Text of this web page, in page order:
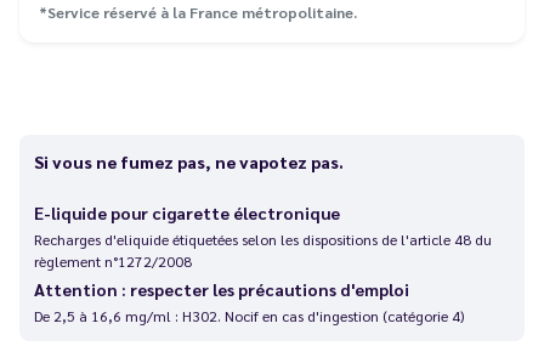
*Service réservé à la France métropolitaine.
Si vous ne fumez pas, ne vapotez pas.
E-liquide pour cigarette électronique
Recharges d'eliquide étiquetées selon les dispositions de l'article 48 du
règlement n°1272/2008
Attention : respecter les précautions d'emploi
De 2,5 à 16,6 mg/ml : H302. Nocif en cas d'ingestion (catégorie 4)